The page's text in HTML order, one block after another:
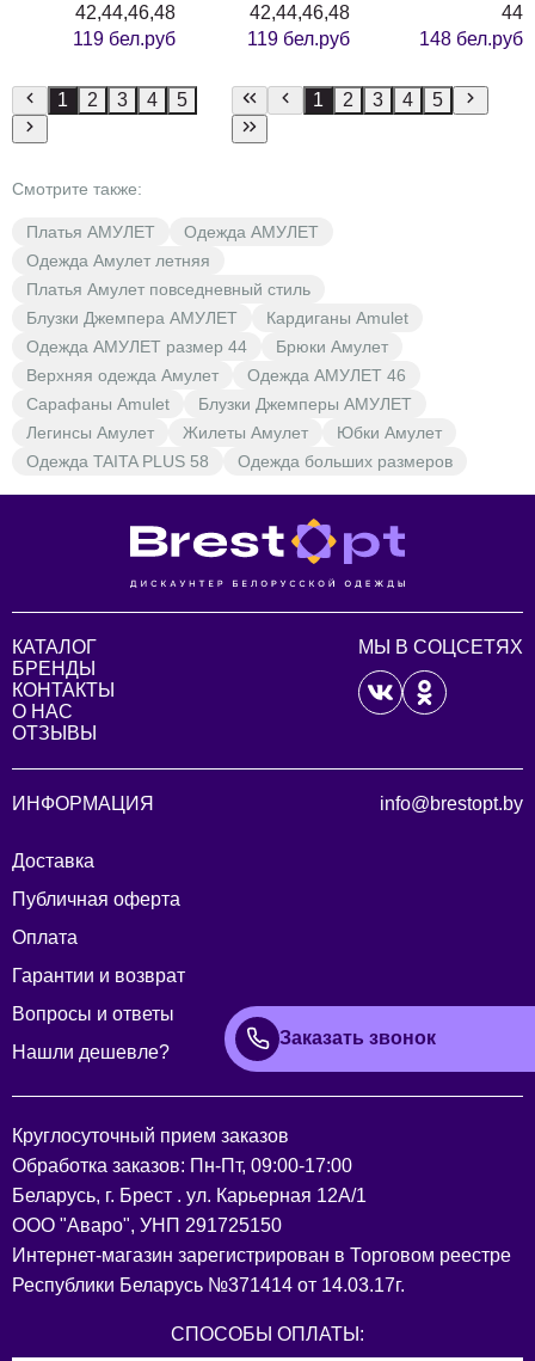
42,44,46,48
119 бел.руб
42,44,46,48
119 бел.руб
44
148 бел.руб
1 2 3 4 5 1 2 3 4 5
Смотрите также:
Платья АМУЛЕТ
Одежда АМУЛЕТ
Одежда Амулет летняя
Платья Амулет повседневный стиль
Блузки Джемпера АМУЛЕТ
Кардиганы Amulet
Одежда АМУЛЕТ размер 44
Брюки Амулет
Верхняя одежда Амулет
Одежда АМУЛЕТ 46
Сарафаны Amulet
Блузки Джемперы АМУЛЕТ
Легинсы Амулет
Жилеты Амулет
Юбки Амулет
Одежда TAITA PLUS 58
Одежда больших размеров
КАТАЛОГ
БРЕНДЫ
КОНТАКТЫ
О НАС
ОТЗЫВЫ
МЫ В СОЦСЕТЯХ
ИНФОРМАЦИЯ
Доставка
Публичная оферта
Оплата
Гарантии и возврат
Вопросы и ответы
Нашли дешевле?
info@brestopt.by
Заказать звонок
Круглосуточный прием заказов
Обработка заказов: Пн-Пт, 09:00-17:00
Беларусь, г. Брест . ул. Карьерная 12А/1
ООО "Аваро", УНП 291725150
Интернет-магазин зарегистрирован в Торговом реестре
Республики Беларусь №371414 от 14.03.17г.
СПОСОБЫ ОПЛАТЫ: